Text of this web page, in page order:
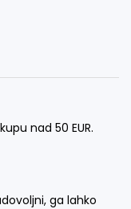
nad 50 EUR.
ga lahko